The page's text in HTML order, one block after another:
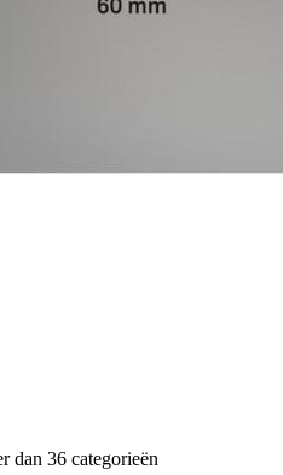
dan 36 categorieën